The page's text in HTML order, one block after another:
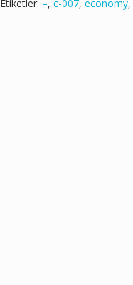
Etiketler: –, c-007, economy,